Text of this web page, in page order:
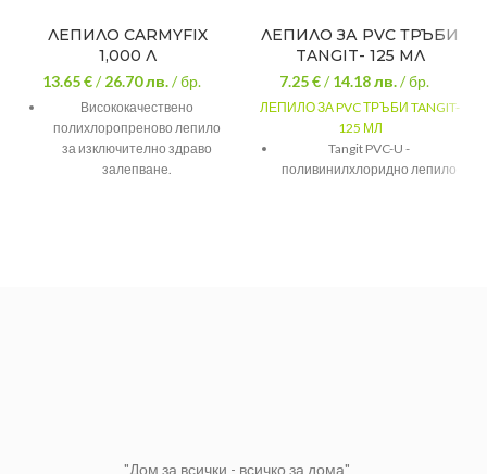
ЛЕПИЛО CARMYFIX
1,000 Л
13.65 €/26.70лв./ бр.
Висококачествено
полихлоропреново лепило
за изключително здраво
залепване.
ЛЕПИЛО ЗА PVC ТРЪБИ
TANGIT- 125 МЛ
7.25 €/14.18лв./ бр.
ЛЕПИЛО ЗА PVC ТРЪБИ TANGIT-
125 МЛ
Tangit PVC-U -
поливинилхлоридно лепило
"Дом за всички - всичко за дома"